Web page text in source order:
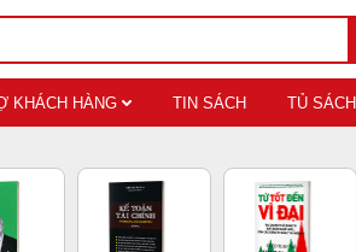
KHÁCH HÀNG TIN SÁCH TỦ SÁCH